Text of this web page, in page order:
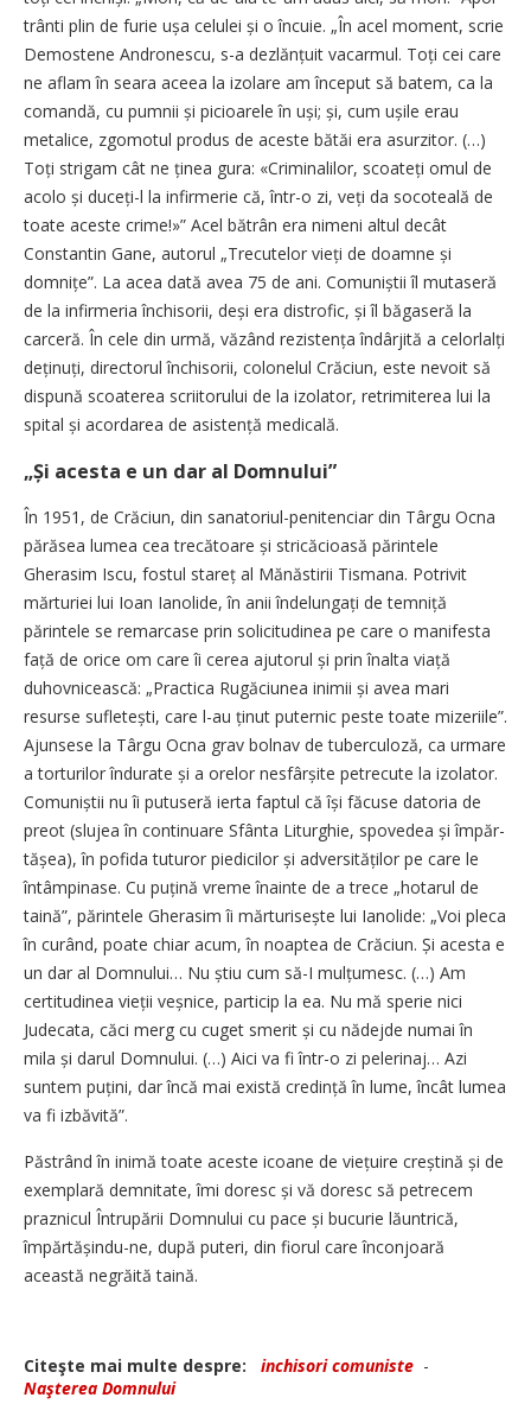
trânti plin de furie ușa celulei și o încuie. „În acel moment, scrie
Demostene Andronescu, s-a dezlănțuit vacarmul. Toți cei care
ne aflam în seara aceea la izolare am început să batem, ca la
comandă, cu pumnii și picioarele în uși; și, cum ușile erau
metalice, zgomotul produs de aceste bătăi era asurzitor. (…)
Toți strigam cât ne ținea gura: «Criminalilor, scoateți omul de
acolo și duceți-l la infirmerie că, într-o zi, veți da socoteală de
toate aceste crime!»” Acel bătrân era nimeni altul decât
Constantin Gane, autorul „Trecutelor vieți de doamne și
domnițe”. La acea dată avea 75 de ani. Comuniștii îl mutaseră
de la infirmeria închisorii, deși era distrofic, și îl băgaseră la
carceră. În cele din urmă, văzând rezistența îndârjită a celorlalți
deținuți, directorul închisorii, colonelul Crăciun, este nevoit să
dispună scoaterea scriitorului de la izolator, retrimiterea lui la
spital și acordarea de asistență medicală.
„Și acesta e un dar al Domnului”
În 1951, de Crăciun, din sanatoriul-penitenciar din Târgu Ocna
părăsea lumea cea trecătoare și stricăcioasă părintele
Gherasim Iscu, fostul stareț al Mănăstirii Tismana. Potrivit
mărturiei lui Ioan Ianolide, în anii îndelungați de temniță
părintele se remarcase prin solicitudinea pe care o manifesta
față de orice om care îi cerea ajutorul și prin înalta viață
duhovnicească: „Practica Rugăciunea inimii și avea mari
resurse sufletești, care l-au ținut puternic peste toate mizeriile”.
Ajunsese la Târgu Ocna grav bolnav de tuberculoză, ca urmare
a torturilor îndurate și a orelor ne­sfârșite petrecute la izolator.
Comuniștii nu îi putuseră ierta faptul că își făcuse datoria de
preot (slujea în continuare Sfânta Liturghie, spovedea și împăr­
tășea), în pofida tuturor piedicilor și adversităților pe care le
întâmpinase. Cu puțină vreme înainte de a trece „hotarul de
tai­nă”, părintele Gherasim îi mărturisește lui Ianolide: „Voi pleca
în curând, poate chiar acum, în noaptea de Crăciun. Și acesta e
un dar al Domnului… Nu știu cum să-I mulțumesc. (…) Am
certitudinea vieții veș­nice, particip la ea. Nu mă sperie nici
Judecata, căci merg cu cuget smerit și cu nădejde numai în
mila și darul Domnului. (…) Aici va fi într-o zi pelerinaj… Azi
suntem puțini, dar încă mai există credință în lume, încât lumea
va fi izbăvită”.
Păstrând în inimă toate aceste icoane de viețuire creștină și de
exemplară demnitate, îmi doresc și vă doresc să petrecem
praznicul Întrupării Domnului cu pace și bucurie lăuntrică,
împăr­tă­șindu-ne, după puteri, din fiorul care înconjoară
această negrăită taină.
Citeşte mai multe despre: inchisori comuniste -
Naşterea Domnului